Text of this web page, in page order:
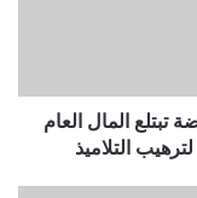
المال العام
التلاميذ